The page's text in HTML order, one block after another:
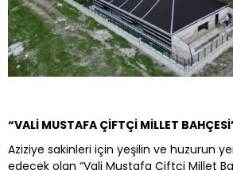
“VALİ MUSTAFA ÇİFTÇİ MİLLET
Aziziye sakinleri için yeşilin ve huzurun
edecek olan “Vali Mustafa Çiftçi Millet